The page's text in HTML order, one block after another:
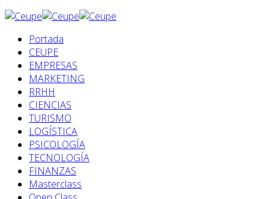
Portada
CEUPE
EMPRESAS
MARKETING
RRHH
CIENCIAS
TURISMO
LOGÍSTICA
PSICOLOGÍA
TECNOLOGÍA
FINANZAS
Masterclass